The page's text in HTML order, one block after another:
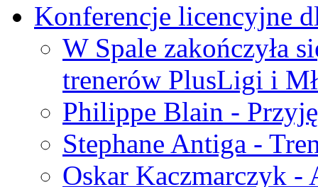
Konferencje licencyjne
W Spale zakończyła
trenerów PlusLigi i
Philippe Blain -
Stephane Antiga -
Oskar Kaczmarczyk